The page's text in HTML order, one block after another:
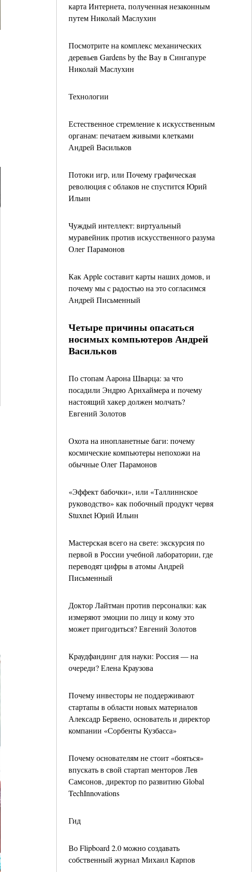
карта Интернета, полученная незаконным
путем Николай Маслухин
Посмотрите на комплекс механических
деревьев Gardens by the Bay в Сингапуре
Николай Маслухин
Технологии
Естественное стремление к искусственным
органам: печатаем живыми клетками
Андрей Васильков
Потоки игр, или Почему графическая
революция с облаков не спустится Юрий
Ильин
Чуждый интеллект: виртуальный
муравейник против искусственного разума
Олег Парамонов
Как Apple составит карты наших домов, и
почему мы с радостью на это согласимся
Андрей Письменный
Четыре причины опасаться
носимых компьютеров Андрей
Васильков
По стопам Аарона Шварца: за что
посадили Эндрю Арнхаймера и почему
настоящий хакер должен молчать?
Евгений Золотов
Охота на инопланетные баги: почему
космические компьютеры непохожи на
обычные Олег Парамонов
«Эффект бабочки», или «Таллиннское
руководство» как побочный продукт червя
Stuxnet Юрий Ильин
Мастерская всего на свете: экскурсия по
первой в России учебной лаборатории, где
переводят цифры в атомы Андрей
Письменный
Доктор Лайтман против персоналки: как
измеряют эмоции по лицу и кому это
может пригодиться? Евгений Золотов
Краудфандинг для науки: Россия — на
очереди? Елена Краузова
Почему инвесторы не поддерживают
стартапы в области новых материалов
Алексадр Бервено, основатель и директор
компании «Сорбенты Кузбасса»
Почему основателям не стоит «бояться»
впускать в свой стартап менторов Лев
Самсонов, директор по развитию Global
TechInnovations
Гид
Во Flipboard 2.0 можно создавать
собственный журнал Михаил Карпов